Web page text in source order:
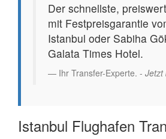
Der schnellste,
mit Festpreisgarantie
Istanbul oder Sabiha
Galata Times Hotel.
Ihr Transfer-Experte. - Jetzt
Istanbul Flughafen